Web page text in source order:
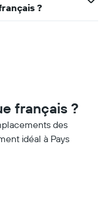
?
français ?
des
idéal à Pays